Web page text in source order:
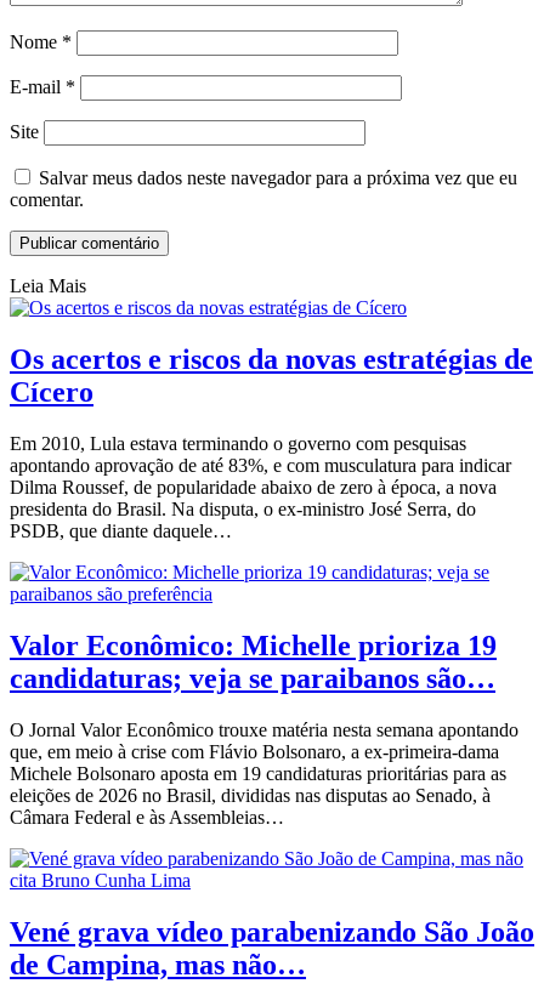
Nome *
E-mail *
Site
Salvar meus dados neste navegador para a próxima vez que eu
comentar.
Leia Mais
Os acertos e riscos da novas estratégias de
Cícero
Em 2010, Lula estava terminando o governo com pesquisas
apontando aprovação de até 83%, e com musculatura para indicar
Dilma Roussef, de popularidade abaixo de zero à época, a nova
presidenta do Brasil. Na disputa, o ex-ministro José Serra, do
PSDB, que diante daquele…
Valor Econômico: Michelle prioriza 19
candidaturas; veja se paraibanos são…
O Jornal Valor Econômico trouxe matéria nesta semana apontando
que, em meio à crise com Flávio Bolsonaro, a ex-primeira-dama
Michele Bolsonaro aposta em 19 candidaturas prioritárias para as
eleições de 2026 no Brasil, divididas nas disputas ao Senado, à
Câmara Federal e às Assembleias…
Vené grava vídeo parabenizando São João
de Campina, mas não…